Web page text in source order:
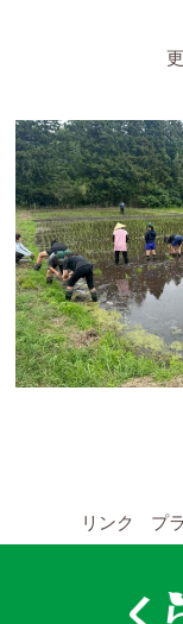
留学の申し込み
通年コース
週末コース
短期コース
週末コース
短期コース
リンク プ